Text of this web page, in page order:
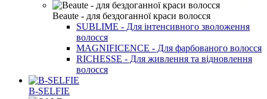
Beaute - для бездоганної краси волосся
SUBLIME - Для інтенсивного зволоження
волосся
MAGNIFICENCE - Для фарбованого волосся
RICHESSE - Для живлення та відновлення
волосся
B-SELFIE